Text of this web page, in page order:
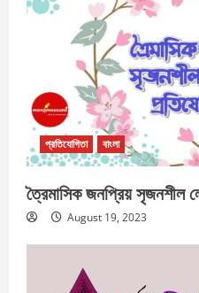
প্রতিযোগিতা বাংলা
ত্রৈমাসিক জনপ্রিয় সৃজনশীল
August 19, 2023